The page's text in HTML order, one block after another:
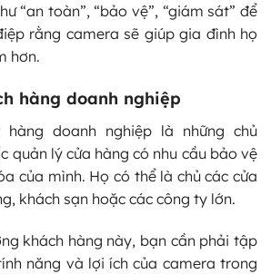
“an toàn”, “bảo vệ”, “giám sát” để
rằng camera sẽ giúp gia đình họ
hơn.
hàng doanh nghiệp
doanh nghiệp là những chủ
quản lý cửa hàng có nhu cầu bảo vệ
của mình. Họ có thể là chủ các cửa
khách sạn hoặc các công ty lớn.
khách hàng này, bạn cần phải tập
năng và lợi ích của camera trong